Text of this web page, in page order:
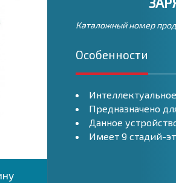
Каталожный номер
Особенности
Предназначено
Данное
Имеет 9 стадий-